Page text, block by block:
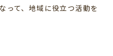
って、地域に役立つ活動を